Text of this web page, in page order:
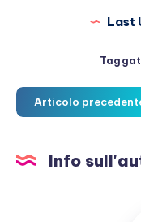
Last
Articolo
Info